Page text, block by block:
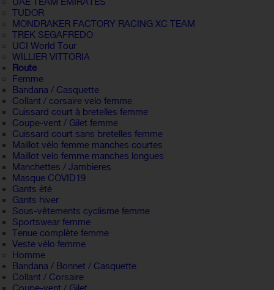
TUDOR
MONDRAKER FACTORY RACING XC TEAM
TREK SEGAFREDO
UCI World Tour
WILLIER VITTORIA
Route
Femme
Bandana / Casquette
Collant / corsaire velo femme
Cuissard court à bretelles femme
Coupe-vent / Gilet femme
Cuissard court sans bretelles femme
Maillot vélo femme manches courtes
Maillot velo femme manches longues
Manchettes / Jambieres
Masque COVID19
Gants été
Gants hiver
Sous-vêtements cyclisme femme
Sportswear femme
Tenue complète femme
Veste vélo femme
Homme
Bandana / Bonnet / Casquette
Collant / Corsaire